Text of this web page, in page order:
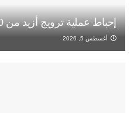
إحباط عملية ترويج أزيد من 7000 قرص مخدر بأكادير
أغسطس 5, 2026